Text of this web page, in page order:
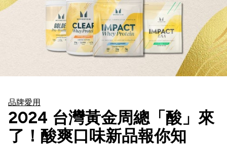
品牌愛用
2024 台灣黃金周總「酸」來
了！酸爽口味新品報你知